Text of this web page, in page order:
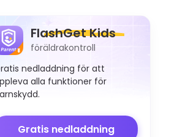
FlashGet Kids
föräldrakontroll
nedladdning för att
alla funktioner för
Gratis nedladdning